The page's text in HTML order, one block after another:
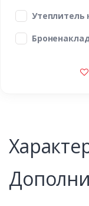
Утеплитель